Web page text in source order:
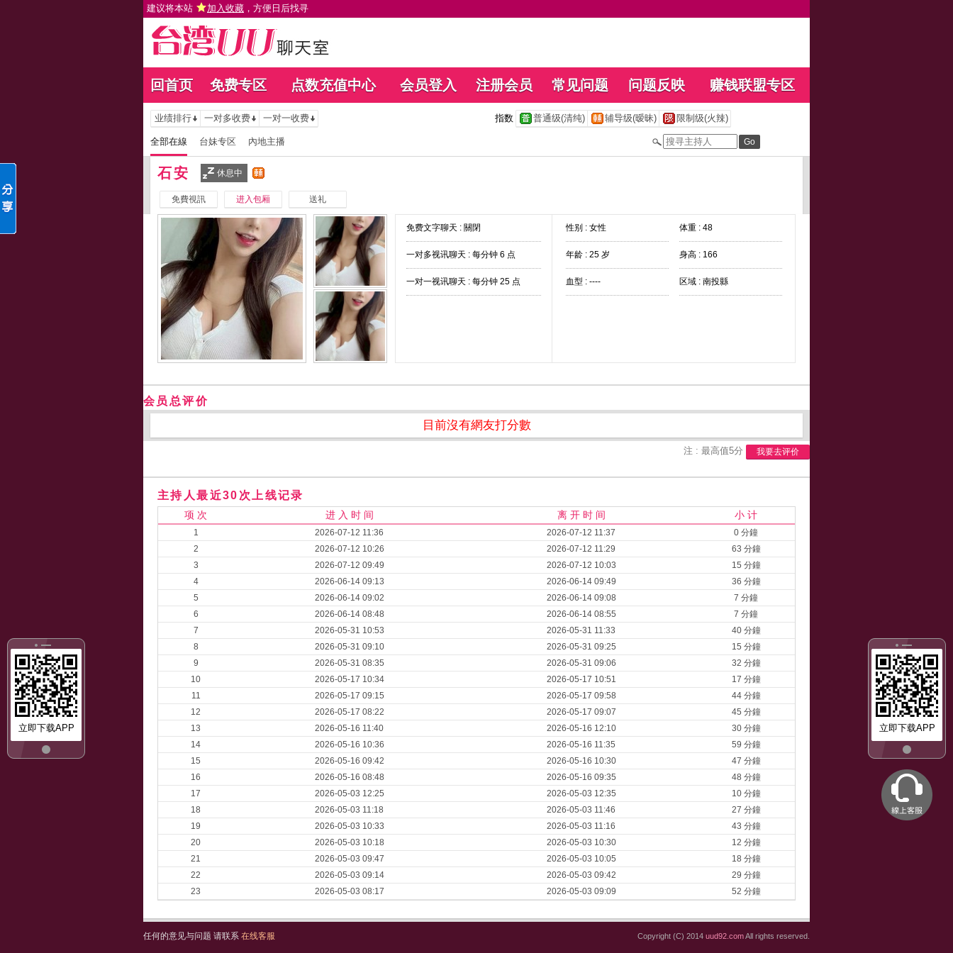
建议将本站 加入收藏 ，方便日后找寻
回首页 免费专区 点数充值中心 会员登入 注册会员 常见问题 问题反映 赚钱联盟专区
立即下载APP
立即下载APP
业绩排行 一对多收费 一对一收费 指数 普通级(清纯) 辅导级(暧昧) 限制级(火辣)
全部在線 台妹专区 內地主播
石安 休息中
免費視訊 进入包厢 送礼
免费文字聊天 : 關閉
一对多视讯聊天 : 每分钟 6 点
一对一视讯聊天 : 每分钟 25 点
性别 : 女性 体重 : 48
年龄 : 25 岁 身高 : 166
血型 : ---- 区域 : 南投縣
会员总评价
目前沒有網友打分數
注 : 最高值5分 我要去评价
主持人最近30次上线记录
项 次 进 入 时 间 离 开 时 间 小 计
1 2026-07-12 11:36 2026-07-12 11:37
0 分鐘
2
2026-07-12 10:26 2026-07-12 11:29
63 分鐘
3
2026-07-12 09:49 2026-07-12 10:03
15 分鐘
4
2026-06-14 09:13 2026-06-14 09:49
36 分鐘
5
2026-06-14 09:02 2026-06-14 09:08
7 分鐘
6
2026-06-14 08:48 2026-06-14 08:55
7 分鐘
7
2026-05-31 10:53 2026-05-31 11:33
40 分鐘
8
2026-05-31 09:10 2026-05-31 09:25
15 分鐘
9
2026-05-31 08:35 2026-05-31 09:06
32 分鐘
10
2026-05-17 10:34 2026-05-17 10:51
17 分鐘
11
2026-05-17 09:15 2026-05-17 09:58
44 分鐘
12
2026-05-17 08:22 2026-05-17 09:07
45 分鐘
13
2026-05-16 11:40 2026-05-16 12:10
30 分鐘
14
2026-05-16 10:36 2026-05-16 11:35
59 分鐘
15
2026-05-16 09:42 2026-05-16 10:30
47 分鐘
16
2026-05-16 08:48 2026-05-16 09:35
48 分鐘
17
2026-05-03 12:25 2026-05-03 12:35
10 分鐘
18
2026-05-03 11:18 2026-05-03 11:46
27 分鐘
19
2026-05-03 10:33 2026-05-03 11:16
43 分鐘
20
2026-05-03 10:18 2026-05-03 10:30
12 分鐘
21
2026-05-03 09:47 2026-05-03 10:05
18 分鐘
22
2026-05-03 09:14 2026-05-03 09:42
29 分鐘
23
2026-05-03 08:17 2026-05-03 09:09 52 分鐘
任何的意见与问题 请联系 在线客服 Copyright (C) 2014 uud92.comAll rights reserved.